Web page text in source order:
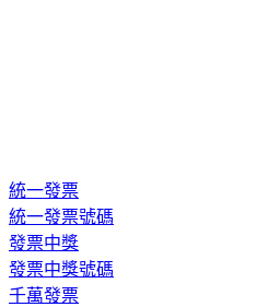
統一發票
統一發票號碼
發票中獎
發票中獎號碼
千萬發票